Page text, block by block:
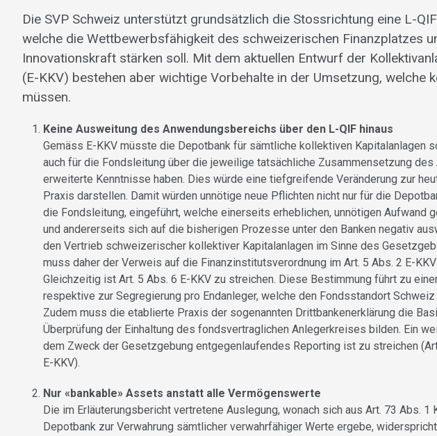
Die SVP Schweiz unterstützt grundsätzlich die Stossrichtung eine L-
welche die Wettbewerbsfähigkeit des schweizerischen Finanzplatzes
Innovationskraft stärken soll. Mit dem aktuellen Entwurf der
(E-KKV) bestehen aber wichtige Vorbehalte in der Umsetzung, welche
müssen.
Keine Ausweitung des Anwendungsbereichs über den L-QIF hinaus
Gemäss E-KKV müsste die Depotbank für sämtliche kollektiven Kapitalanlagen
auch für die Fondsleitung über die jeweilige tatsächliche Zusammensetzung
erweiterte Kenntnisse haben. Dies würde eine tiefgreifende Veränderung zur
Praxis darstellen. Damit würden unnötige neue Pflichten nicht nur für die
die Fondsleitung, eingeführt, welche einerseits erheblichen, unnötigen Aufwand
und andererseits sich auf die bisherigen Prozesse unter den Banken negativ
den Vertrieb schweizerischer kollektiver Kapitalanlagen im Sinne des
muss daher der Verweis auf die Finanzinstitutsverordnung im Art. 5 Abs. 2 E-
Gleichzeitig ist Art. 5 Abs. 6 E-KKV zu streichen. Diese Bestimmung führt zu
respektive zur Segregierung pro Endanleger, welche den Fondsstandort
Zudem muss die etablierte Praxis der sogenannten Drittbankenerklärung die
Überprüfung der Einhaltung des fondsvertraglichen Anlegerkreises bilden. Ein
dem Zweck der Gesetzgebung entgegenlaufendes Reporting ist zu streichen
E-KKV).
Nur «bankable» Assets anstatt alle Vermögenswerte
Die im Erläuterungsbericht vertretene Auslegung, wonach sich aus Art. 73 Abs. 1
Depotbank zur Verwahrung sämtlicher verwahrfähiger Werte ergebe,